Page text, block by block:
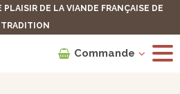
PLAISIR DE LA VIANDE FRANÇAISE DE
TRADITION
Commande